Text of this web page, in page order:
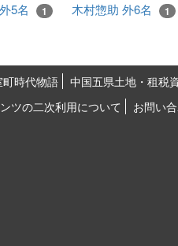
5名 1 木村惣助 外6名 1
時代物語 中国五県土地・租税
ツの二次利用について
お問い